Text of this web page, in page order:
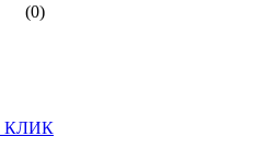
(0)
КЛИК